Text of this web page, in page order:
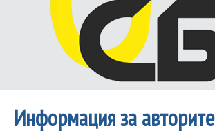
Информация за авторите